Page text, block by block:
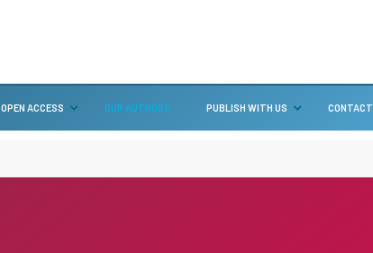
OPEN ACCESS OUR AUTHORS PUBLISH WITH US CONTACT